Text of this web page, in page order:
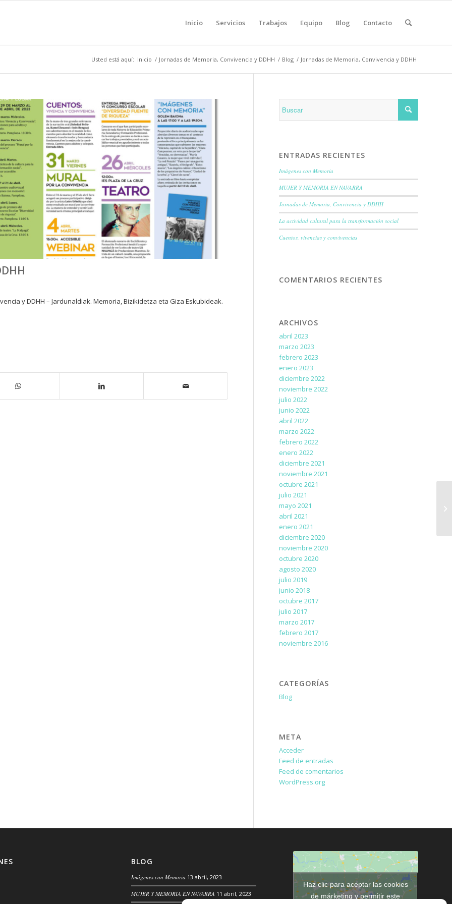
Inicio Servicios Trabajos Equipo Blog Contacto
Usted está aquí: Inicio / Jornadas de Memoria, Convivencia y DDHH / Blog / Jornadas de Memoria, Convivencia y DDHH
y DDHH – Jardunaldiak. Memoria, Bizikidetza eta Giza Eskubideak.
ENTRADAS RECIENTES
Imágenes con Memoria
MUJER Y MEMORIA EN NAVARRA
Jornadas de Memoria, Convivencia y DDHH
La actividad cultural para la transformación social
Cuentos, vivencias y convivencias
COMENTARIOS RECIENTES
ARCHIVOS
abril 2023
marzo 2023
febrero 2023
enero 2023
diciembre 2022
noviembre 2022
julio 2022
junio 2022
abril 2022
marzo 2022
febrero 2022
enero 2022
diciembre 2021
noviembre 2021
octubre 2021
julio 2021
mayo 2021
abril 2021
enero 2021
diciembre 2020
noviembre 2020
octubre 2020
agosto 2020
julio 2019
junio 2018
octubre 2017
julio 2017
marzo 2017
febrero 2017
noviembre 2016
CATEGORÍAS
Blog
META
Acceder
Feed de entradas
Feed de comentarios
WordPress.org
BLOG
Imágenes con Memoria 13 abril, 2023
MUJER Y MEMORIA EN NAVARRA 11 abril, 2023
Haz clic para aceptar las cookies
de márketing y permitir este